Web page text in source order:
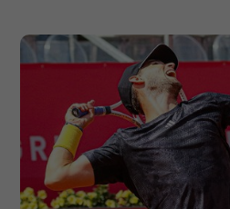
Einstellungen.
zufällig
historische
vorgenommen
Webseiten-
hat.